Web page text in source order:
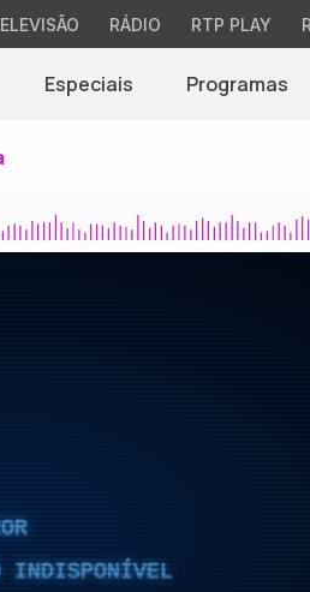
RÁDIO RTP PLAY
Especiais Programas
INDISPONÍVEL